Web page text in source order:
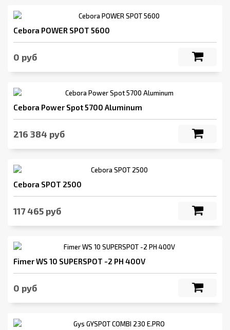
Cebora POWER SPOT 5600
0 руб
Cebora Power Spot 5700 Aluminum
216 384 руб
Cebora SPOT 2500
117 465 руб
Fimer WS 10 SUPERSPOT -2 PH 400V
0 руб